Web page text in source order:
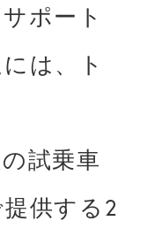
ポート
は、ト
試乗⾞
供する2